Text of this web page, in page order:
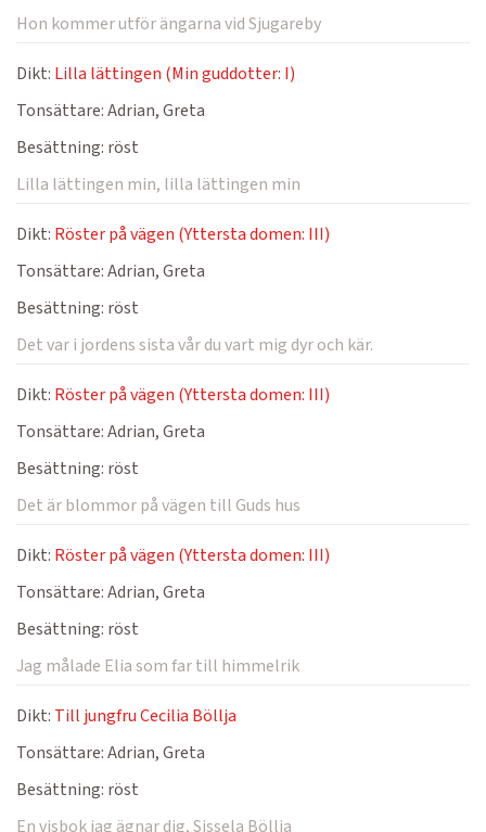
Hon kommer utför ängarna vid Sjugareby
Dikt: Lilla lättingen (Min guddotter: I)
Tonsättare:Adrian, Greta
Besättning: röst
Lilla lättingen min, lilla lättingen min
Dikt: Röster på vägen (Yttersta domen: III)
Tonsättare:Adrian, Greta
Besättning: röst
Det var i jordens sista vår du vart mig dyr och kär.
Dikt: Röster på vägen (Yttersta domen: III)
Tonsättare:Adrian, Greta
Besättning: röst
Det är blommor på vägen till Guds hus
Dikt: Röster på vägen (Yttersta domen: III)
Tonsättare:Adrian, Greta
Besättning: röst
Jag målade Elia som far till himmelrik
Dikt: Till jungfru Cecilia Böllja
Tonsättare:Adrian, Greta
Besättning: röst
En visbok jag ägnar dig, Sissela Böllja